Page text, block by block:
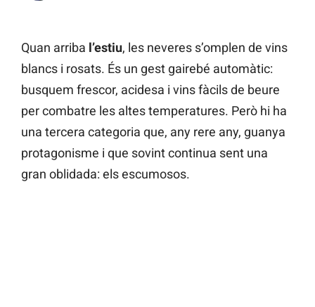
Quan arriba l’estiu, les neveres s’omplen de vins
blancs i rosats. És un gest gairebé automàtic:
busquem frescor, acidesa i vins fàcils de beure
per combatre les altes temperatures. Però hi ha
una tercera categoria que, any rere any, guanya
protagonisme i que sovint continua sent una
gran oblidada: els escumosos.